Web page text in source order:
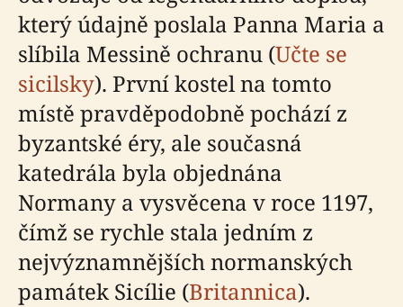
který údajně poslala Panna Maria a
slíbila Messině ochranu (Učte se
sicilsky). První kostel na tomto
místě pravděpodobně pochází z
byzantské éry, ale současná
katedrála byla objednána
Normany a vysvěcena v roce 1197,
čímž se rychle stala jedním z
nejvýznamnějších normanských
památek Sicílie (Britannica).